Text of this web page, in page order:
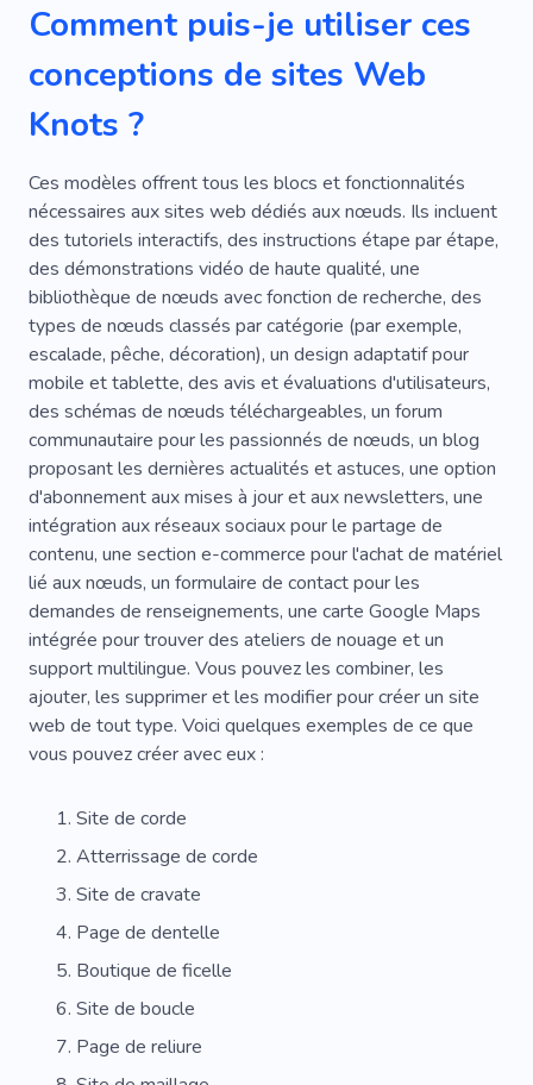
Univers
De Plein Air
Comment puis-je utiliser ces
conceptions de sites Web
Knots ?
Ces modèles offrent tous les blocs et fonctionnalités
nécessaires aux sites web dédiés aux nœuds. Ils incluent
des tutoriels interactifs, des instructions étape par étape,
des démonstrations vidéo de haute qualité, une
bibliothèque de nœuds avec fonction de recherche, des
types de nœuds classés par catégorie (par exemple,
escalade, pêche, décoration), un design adaptatif pour
mobile et tablette, des avis et évaluations d'utilisateurs,
des schémas de nœuds téléchargeables, un forum
communautaire pour les passionnés de nœuds, un blog
proposant les dernières actualités et astuces, une option
d'abonnement aux mises à jour et aux newsletters, une
intégration aux réseaux sociaux pour le partage de
contenu, une section e-commerce pour l'achat de matériel
lié aux nœuds, un formulaire de contact pour les
demandes de renseignements, une carte Google Maps
intégrée pour trouver des ateliers de nouage et un
support multilingue. Vous pouvez les combiner, les
ajouter, les supprimer et les modifier pour créer un site
web de tout type. Voici quelques exemples de ce que
vous pouvez créer avec eux :
Site de corde
Atterrissage de corde
Site de cravate
Page de dentelle
Boutique de ficelle
Site de boucle
Page de reliure